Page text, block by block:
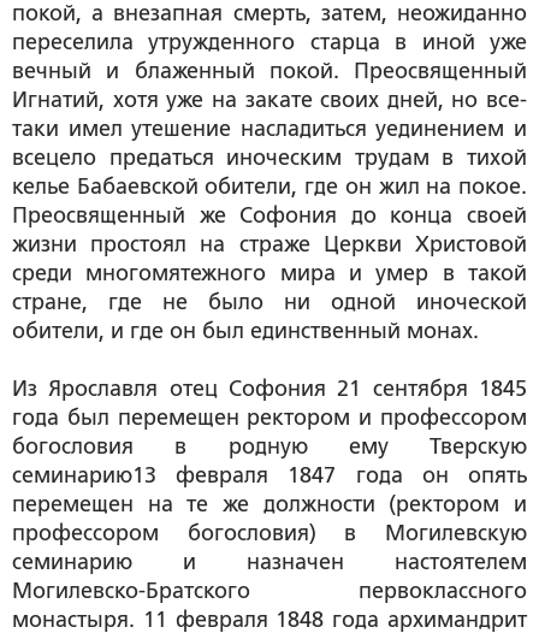
покой, а внезапная смерть, затем, неожиданно
переселила утружденного старца в иной уже
вечный и блаженный покой. Преосвященный
Игнатий, хотя уже на закате своих дней, но все-
таки имел утешение насладиться уединением и
всецело предаться иноческим трудам в тихой
келье Бабаевской обители, где он жил на покое.
Преосвященный же Софония до конца своей
жизни простоял на страже Церкви Христовой
среди многомятежного мира и умер в такой
стране, где не было ни одной иноческой
обители, и где он был единственный монах.
Из Ярославля отец Софония 21 сентября 1845
года был перемещен ректором и профессором
богословия в родную ему Тверскую
семинарию13 февраля 1847 года он опять
перемещен на те же должности (ректором и
профессором богословия) в Могилевскую
семинарию и назначен настоятелем
Могилевско-Братского первоклассного
монастыря. 11 февраля 1848 года архимандрит